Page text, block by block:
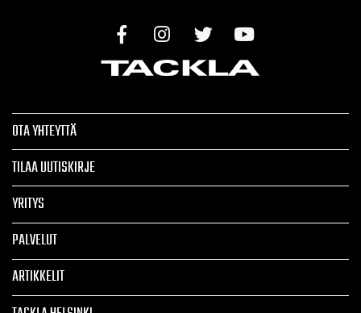
OTA YHTEYTTÄ
TILAA UUTISKIRJE
YRITYS
PALVELUT
ARTIKKELIT